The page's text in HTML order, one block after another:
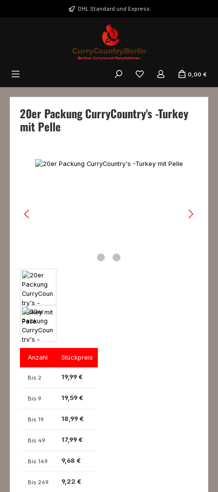
Zum Hauptinhalt springenDHL Standard und Express
0,00 €
20er Packung CurryCountry's -Turkey
mit Pelle
Bildergalerie überspringen
Anzahl Stückpreis
Bis 2 19,99 €
Bis 9 19,59 €
Bis 19 18,99 €
Bis 49 17,99 €
Bis 149 9,68 €
Bis 249 9,22 €